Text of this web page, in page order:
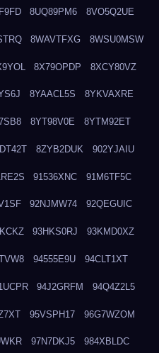
8UQ89PM6 8VO5Q2UE
8WAVTFXG 8WSU0MSW
8X79OPDP 8XCY80VZ
8YAACL5S 8YKVAXRE
8YT98V0E 8YTM92ET
8ZYB2DUK 902YJAIU
91536XNC 91M6TF5C
92NJMW74 92QEGUIC
93HKS0RJ 93KMD0XZ
94555E9U 94CLT1XT
94J2GRFM 94Q4Z2L5
95VSPH17 96G7WZOM
97N7DKJ5 984XBLDC